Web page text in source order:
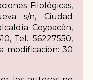
Filológicas,
s/n, Ciudad
Coyoacán,
Tel.: 56227550,
modificación: 30